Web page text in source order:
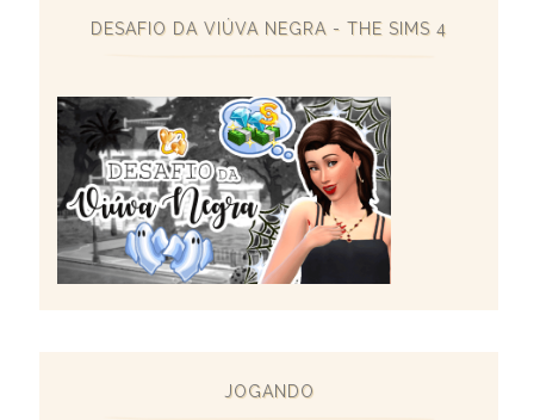
DESAFIO DA VIÚVA NEGRA - THE SIMS 4
JOGANDO